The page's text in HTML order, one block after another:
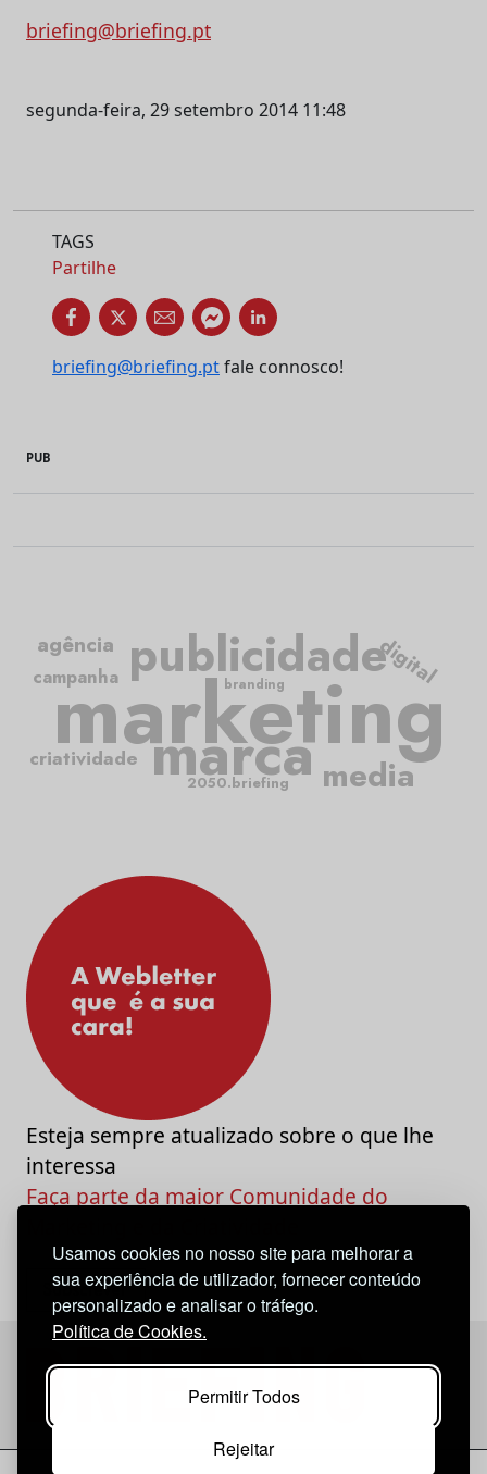
Usamos cookies no nosso site para melhorar a
sua experiência de utilizador, fornecer conteúdo
personalizado e analisar o tráfego.
Política de Cookies.
Permitir Todos
Rejeitar
briefing@briefing.pt
segunda-feira, 29 setembro 2014 11:48
TAGS
Partilhe
briefing@briefing.ptfale connosco!
PUB
marketing
publicidade
marca
criatividade
campanha
media
agência digital
2050.briefing
branding
Esteja sempre atualizado sobre o que lhe
interessa
Faça parte da maior Comunidade do